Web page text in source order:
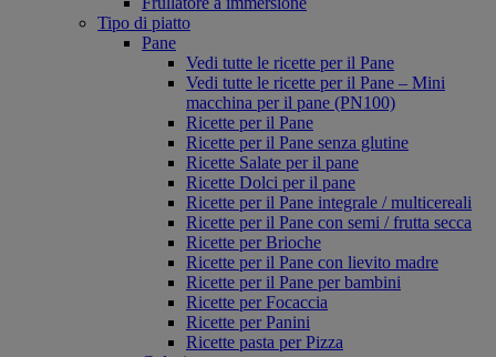
Tipo di piatto
Pane
Vedi tutte le ricette per il Pane
Vedi tutte le ricette per il Pane – Mini
macchina per il pane (PN100)
Ricette per il Pane
Ricette per il Pane senza glutine
Ricette Salate per il pane
Ricette Dolci per il pane
Ricette per il Pane integrale / multicereali
Ricette per il Pane con semi / frutta secca
Ricette per Brioche
Ricette per il Pane con lievito madre
Ricette per il Pane per bambini
Ricette per Focaccia
Ricette per Panini
Ricette pasta per Pizza